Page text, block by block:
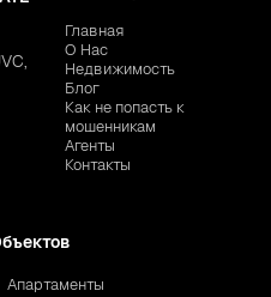
Главная
О Нас
Недвижимость
Блог
Как не попасть к
мошенникам
Агенты
Контакты
Апартаменты